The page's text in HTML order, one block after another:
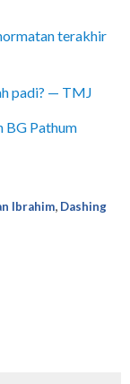
terakhir
padi? — TMJ
BG Pathum
Ibrahim, Dashing